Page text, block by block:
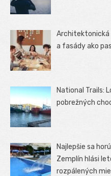
Architektonická
a fasády ako
National Trails:
pobrežných
Najlepšie sa
Zemplín hlási
rozpálených